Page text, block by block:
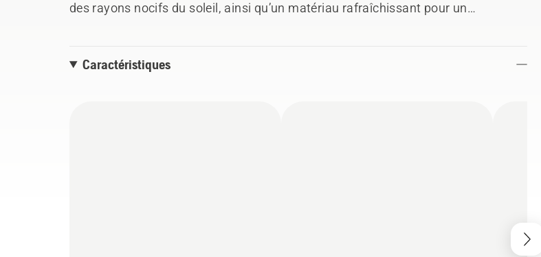
des rayons nocifs du soleil, ainsi qu’un matériau rafraîchissant pour un
Caractéristiques